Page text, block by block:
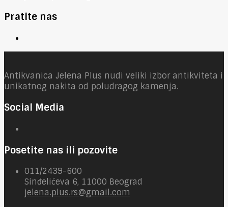
Pratite nas
Antikvanica Jelena Plus nudi veliki izbor antikviteta i
unikatnog nakita od poludragog kamenja.
Social Media
Posetite nas ili pozovite
011/2439-600
Sinđelićeva 6, 11000 Beograd
jelena.plus.rs@gmail.com